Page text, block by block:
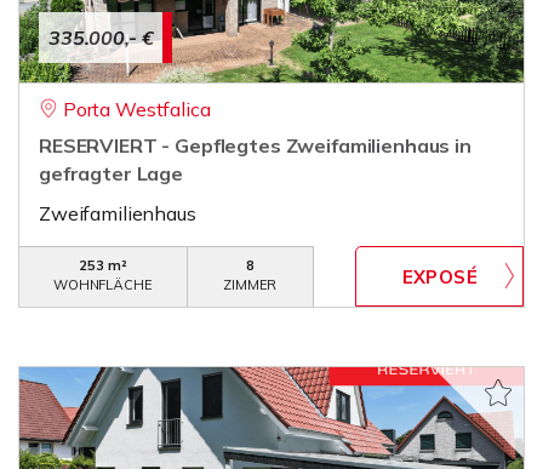
335.000,- €
Porta Westfalica
RESERVIERT - Gepflegtes Zweifamilienhaus in
gefragter Lage
Zweifamilienhaus
253 m²
WOHNFLÄCHE
8
ZIMMER